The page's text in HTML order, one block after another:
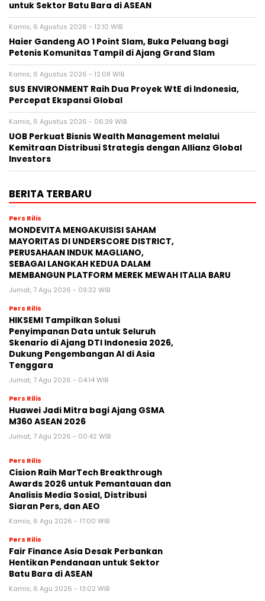
untuk Sektor Batu Bara di ASEAN
Kamis, 6 Agustus 2026 - 12:10 WIB
Haier Gandeng AO 1 Point Slam, Buka Peluang bagi
Petenis Komunitas Tampil di Ajang Grand Slam
Kamis, 6 Agustus 2026 - 12:08 WIB
SUS ENVIRONMENT Raih Dua Proyek WtE di Indonesia,
Percepat Ekspansi Global
Kamis, 6 Agustus 2026 - 06:39 WIB
UOB Perkuat Bisnis Wealth Management melalui
Kemitraan Distribusi Strategis dengan Allianz Global
Investors
BERITA TERBARU
Pers Rilis
MONDEVITA MENGAKUISISI SAHAM
MAYORITAS DI UNDERSCORE DISTRICT,
PERUSAHAAN INDUK MAGLIANO,
SEBAGAI LANGKAH KEDUA DALAM
MEMBANGUN PLATFORM MEREK MEWAH ITALIA BARU
Jumat, 7 Agu 2026 - 09:32 WIB
Pers Rilis
HIKSEMI Tampilkan Solusi
Penyimpanan Data untuk Seluruh
Skenario di Ajang DTI Indonesia 2026,
Dukung Pengembangan AI di Asia
Tenggara
Jumat, 7 Agu 2026 - 04:14 WIB
Pers Rilis
Huawei Jadi Mitra bagi Ajang GSMA
M360 ASEAN 2026
Jumat, 7 Agu 2026 - 00:42 WIB
Pers Rilis
Cision Raih MarTech Breakthrough
Awards 2026 untuk Pemantauan dan
Analisis Media Sosial, Distribusi
Siaran Pers, dan AEO
Kamis, 6 Agu 2026 - 17:00 WIB
Pers Rilis
Fair Finance Asia Desak Perbankan
Hentikan Pendanaan untuk Sektor
Batu Bara di ASEAN
Kamis, 6 Agu 2026 - 13:02 WIB